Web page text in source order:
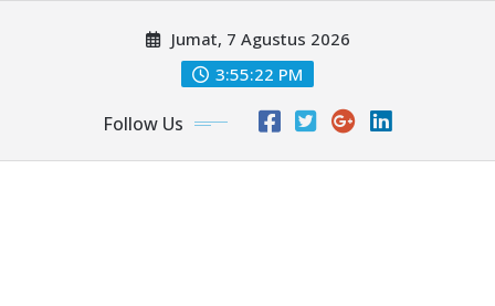
Jumat, 7 Agustus 2026
3:55:23 PM
Follow Us